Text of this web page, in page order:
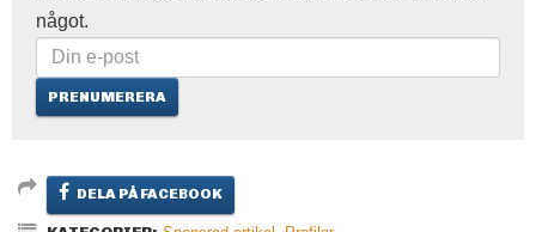
något.
DELA PÅ FACEBOOK